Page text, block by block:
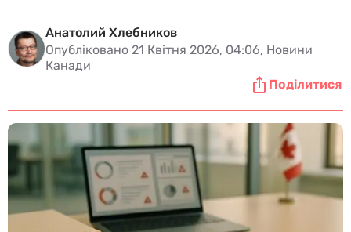
Анатолий Хлебников
Опубліковано 21 Квітня 2026, 04:06, Новини
Канади
Поділитися